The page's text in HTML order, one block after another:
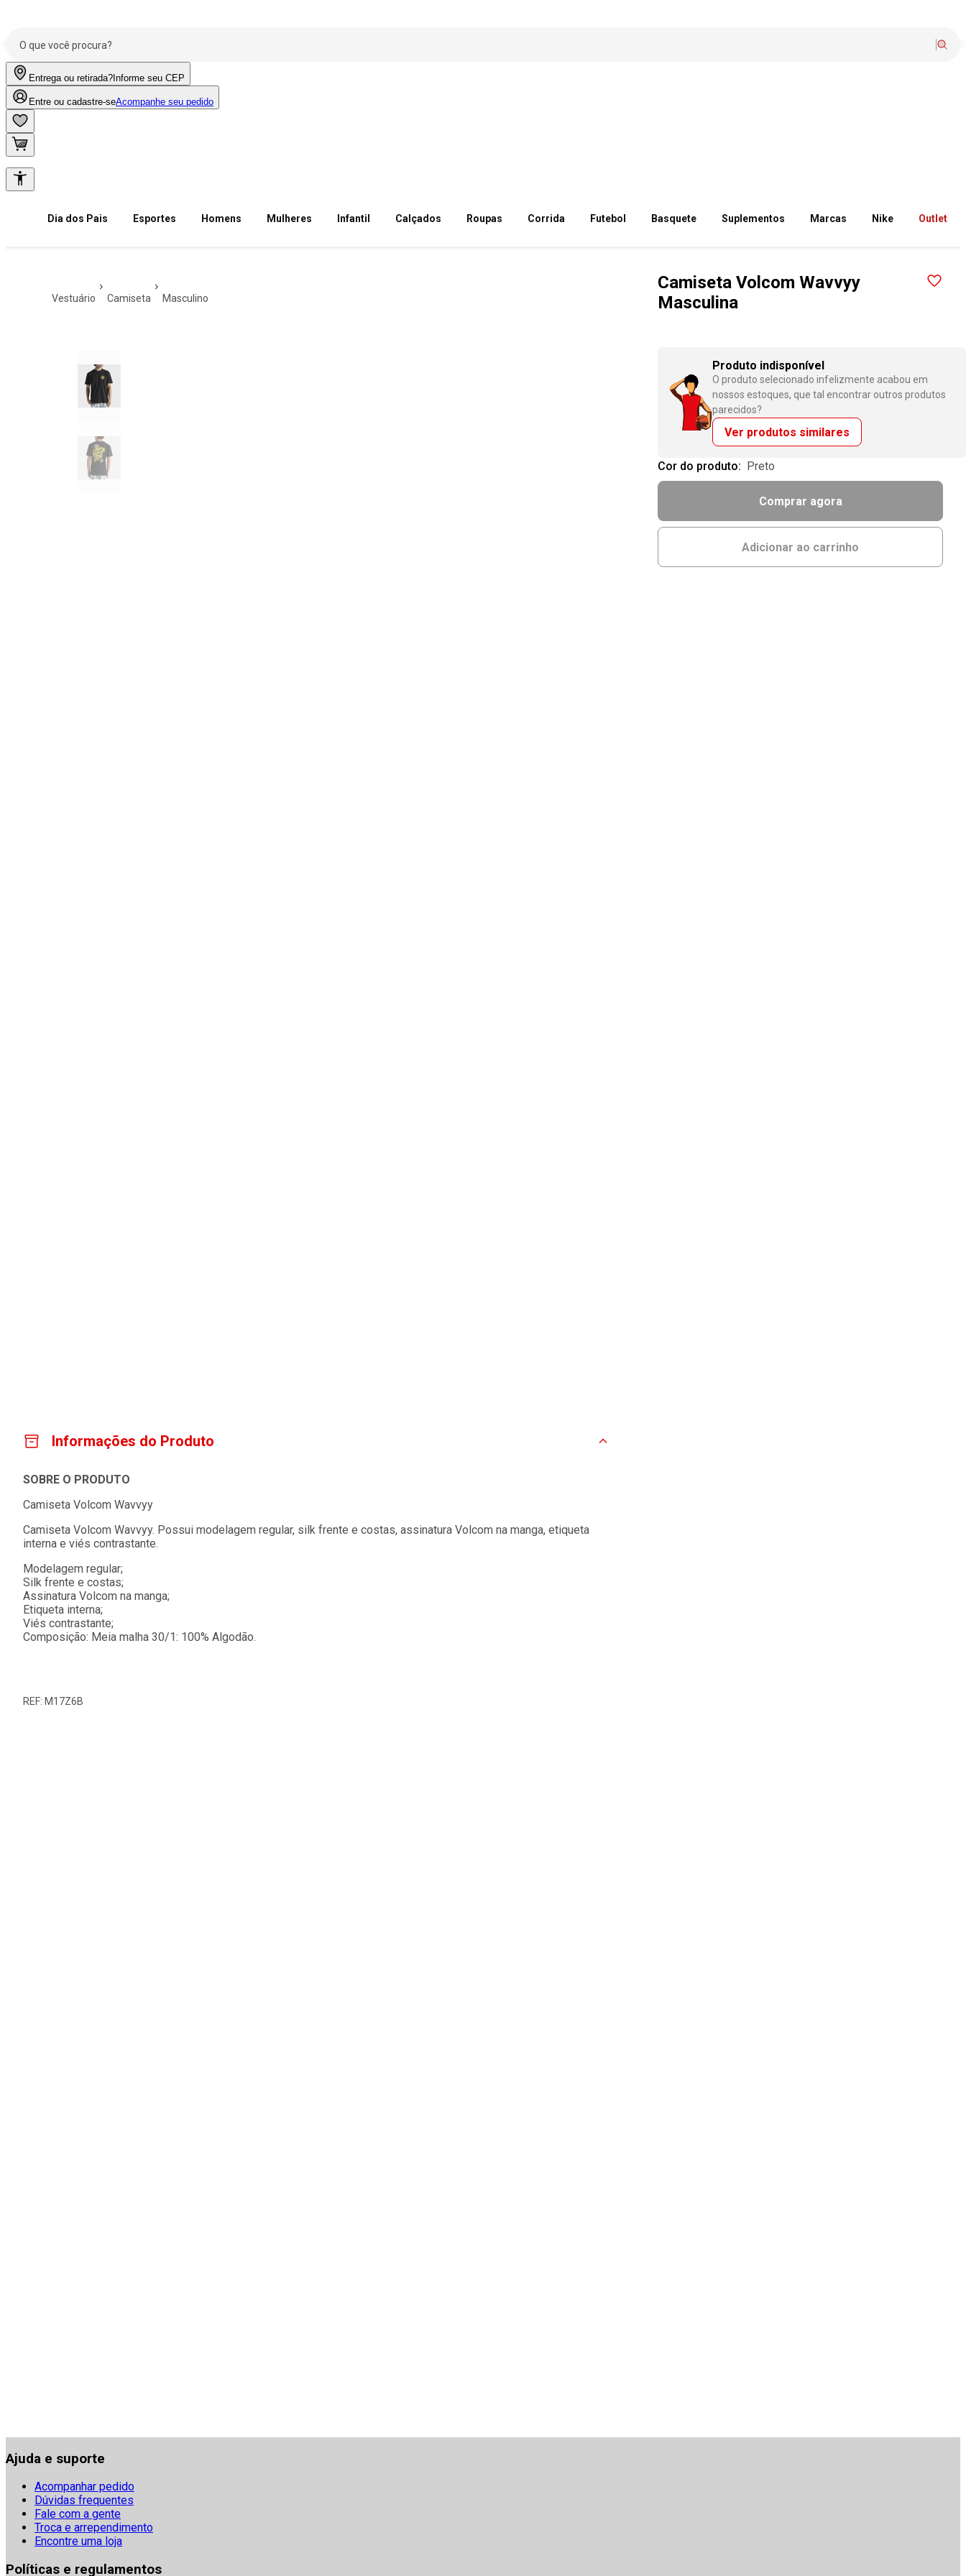
Entrega ou retirada? Informe seu CEP
Entre ou cadastre-seAcompanhe seu pedido
Dia dos Pais Esportes Homens Mulheres Infantil Calçados Roupas Corrida Futebol Basquete Suplementos Marcas Nike Outlet
vestuário camiseta masculino
Camiseta Volcom Wavvyy
Masculina
Produto indisponível
O produto selecionado infelizmente acabou em
nossos estoques, que tal encontrar outros produtos
parecidos?
Ver produtos similares
Cor do produto: preto
Comprar agora
Adicionar ao carrinho
Informações do Produto
SOBRE O PRODUTO
Camiseta Volcom Wavvyy
Camiseta Volcom Wavvyy. Possui modelagem regular, silk frente e costas, assinatura Volcom na manga, etiqueta
interna e viés contrastante.
Modelagem regular;
Silk frente e costas;
Assinatura Volcom na manga;
Etiqueta interna;
Viés contrastante;
Composição: Meia malha 30/1: 100% Algodão.
REF: M17Z6B
Ajuda e suporte
Acompanhar pedido
Dúvidas frequentes
Fale com a gente
Troca e arrependimento
Encontre uma loja
Políticas e regulamentos